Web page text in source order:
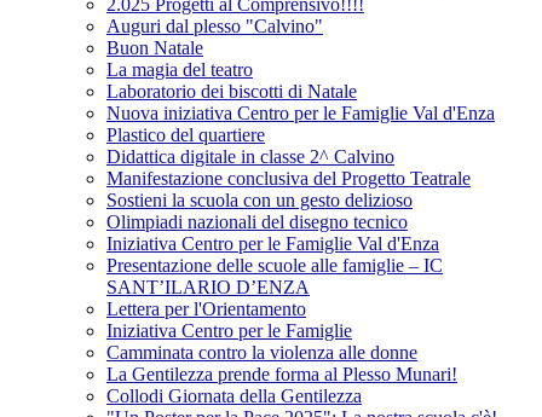
2.025 Progetti al Comprensivo!!!!
Auguri dal plesso "Calvino"
Buon Natale
La magia del teatro
Laboratorio dei biscotti di Natale
Nuova iniziativa Centro per le Famiglie Val d'Enza
Plastico del quartiere
Didattica digitale in classe 2^ Calvino
Manifestazione conclusiva del Progetto Teatrale
Sostieni la scuola con un gesto delizioso
Olimpiadi nazionali del disegno tecnico
Iniziativa Centro per le Famiglie Val d'Enza
Presentazione delle scuole alle famiglie – IC
SANT’ILARIO D’ENZA
Lettera per l'Orientamento
Iniziativa Centro per le Famiglie
Camminata contro la violenza alle donne
La Gentilezza prende forma al Plesso Munari!
Collodi Giornata della Gentilezza